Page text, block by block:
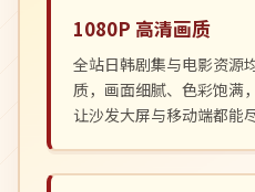
1080P 高清画质
全站日韩剧集与电影资源
质，画面细腻、色彩饱满
让沙发大屏与移动端都能